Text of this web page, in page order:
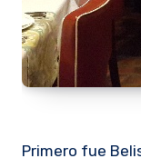
Primero fue Belisario, después Gambini y ahora Bellagio. Tres nombres propios para distintos restaurantes pero en el